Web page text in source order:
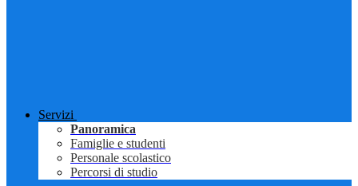
Servizi
Panoramica
Famiglie e studenti
Personale scolastico
Percorsi di studio